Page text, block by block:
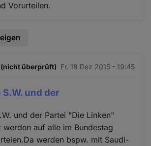
Vorurteilen.
überprüft) Fr. 18 Dez 2015 - 19:45
und der
und der Partei "Die Linken"
werden auf alle im Bundestag
werden bspw. mit Saudi-